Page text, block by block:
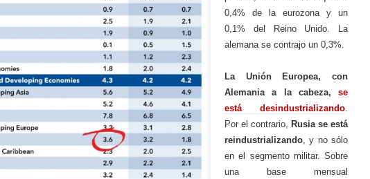
0,4% de la eurozona y un
0,1% del Reino Unido. La
alemana se contrajo un 0,3%.
La Unión Europea, con
Alemania a la cabeza, se
está desindustrializando.
Por el contrario, Rusia se está
reindustrializando, y no sólo
en el segmento militar. Sobre
una base mensual